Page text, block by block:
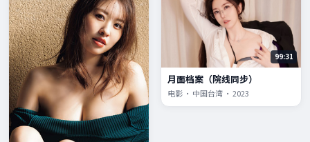
99:31
月面档案（院线同步）
电影 · 中国台湾 · 2023